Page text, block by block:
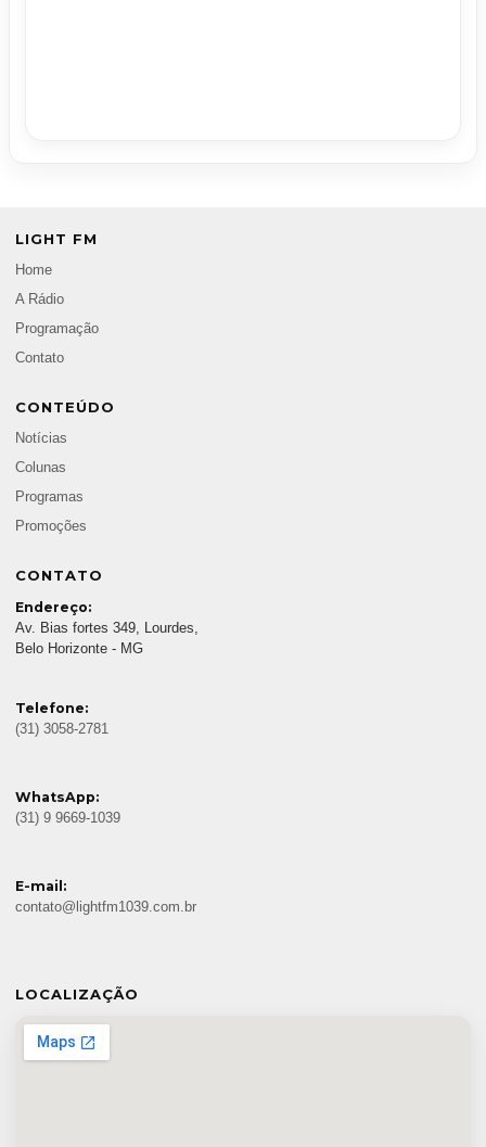
LIGHT FM
Home
A Rádio
Programação
Contato
CONTEÚDO
Notícias
Colunas
Programas
Promoções
CONTATO
Endereço:
Av. Bias fortes 349, Lourdes,
Belo Horizonte - MG
Telefone:
(31) 3058-2781
WhatsApp:
(31) 9 9669-1039
E-mail:
contato@lightfm1039.com.br
LOCALIZAÇÃO